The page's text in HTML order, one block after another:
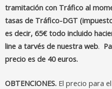
tramitación con Tráfico al
tasas de Tráfico-DGT
es decir, 65€ todo incluido
line a tarvés de nuestra web.
precio es de 40 euros.
OBTENCIONES. El precio para